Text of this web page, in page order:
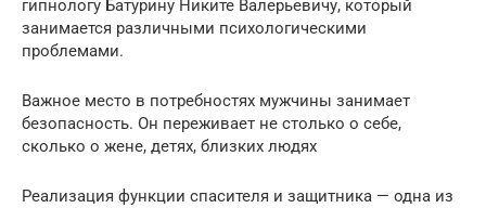
гипнологу Батурину Никите Валерьевичу, который
занимается различными психологическими
проблемами.
Важное место в потребностях мужчины занимает
безопасность. Он переживает не столько о себе,
сколько о жене, детях, близких людях
Реализация функции спасителя и защитника — одна из